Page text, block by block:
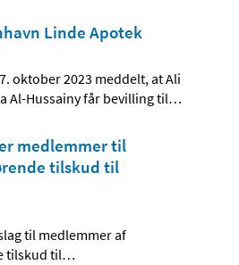
Linde Apotek
oktober 2023 meddelt, at Ali
Al-Hussainy får bevilling til…
medlemmer til
tilskud til
til medlemmer af
tilskud til…